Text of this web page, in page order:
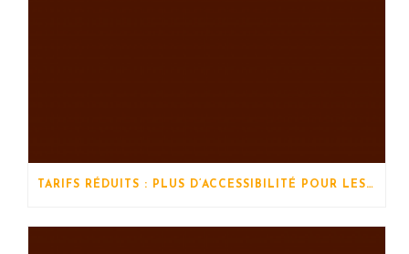
TARIFS RÉDUITS : PLUS D’ACCESSIBILITÉ POUR LES STAGES !